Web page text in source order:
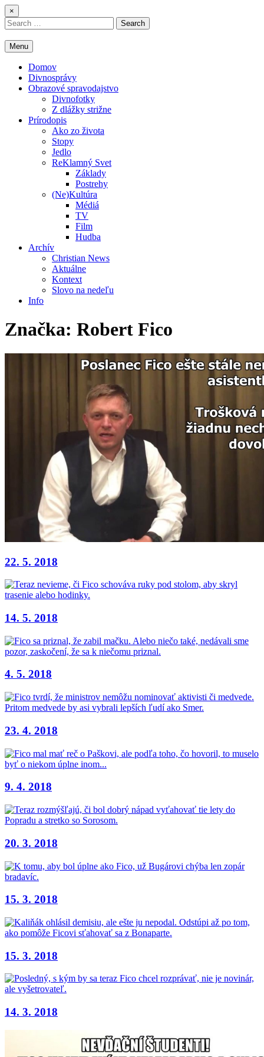
Skip
to
content
×
Search
for:
Menu
Domov
Divnosprávy
Obrazové spravodajstvo
Divnofotky
Z dlážky strižne
Prírodopis
Ako zo života
Stopy
Jedlo
ReKlamný Svet
Základy
Postrehy
(Ne)Kultúra
Médiá
TV
Film
Hudba
Archív
Christian News
Aktuálne
Kontext
Slovo na nedeľu
Info
Značka: Robert Fico
22. 5. 2018
14. 5. 2018
4. 5. 2018
23. 4. 2018
9. 4. 2018
20. 3. 2018
15. 3. 2018
15. 3. 2018
14. 3. 2018